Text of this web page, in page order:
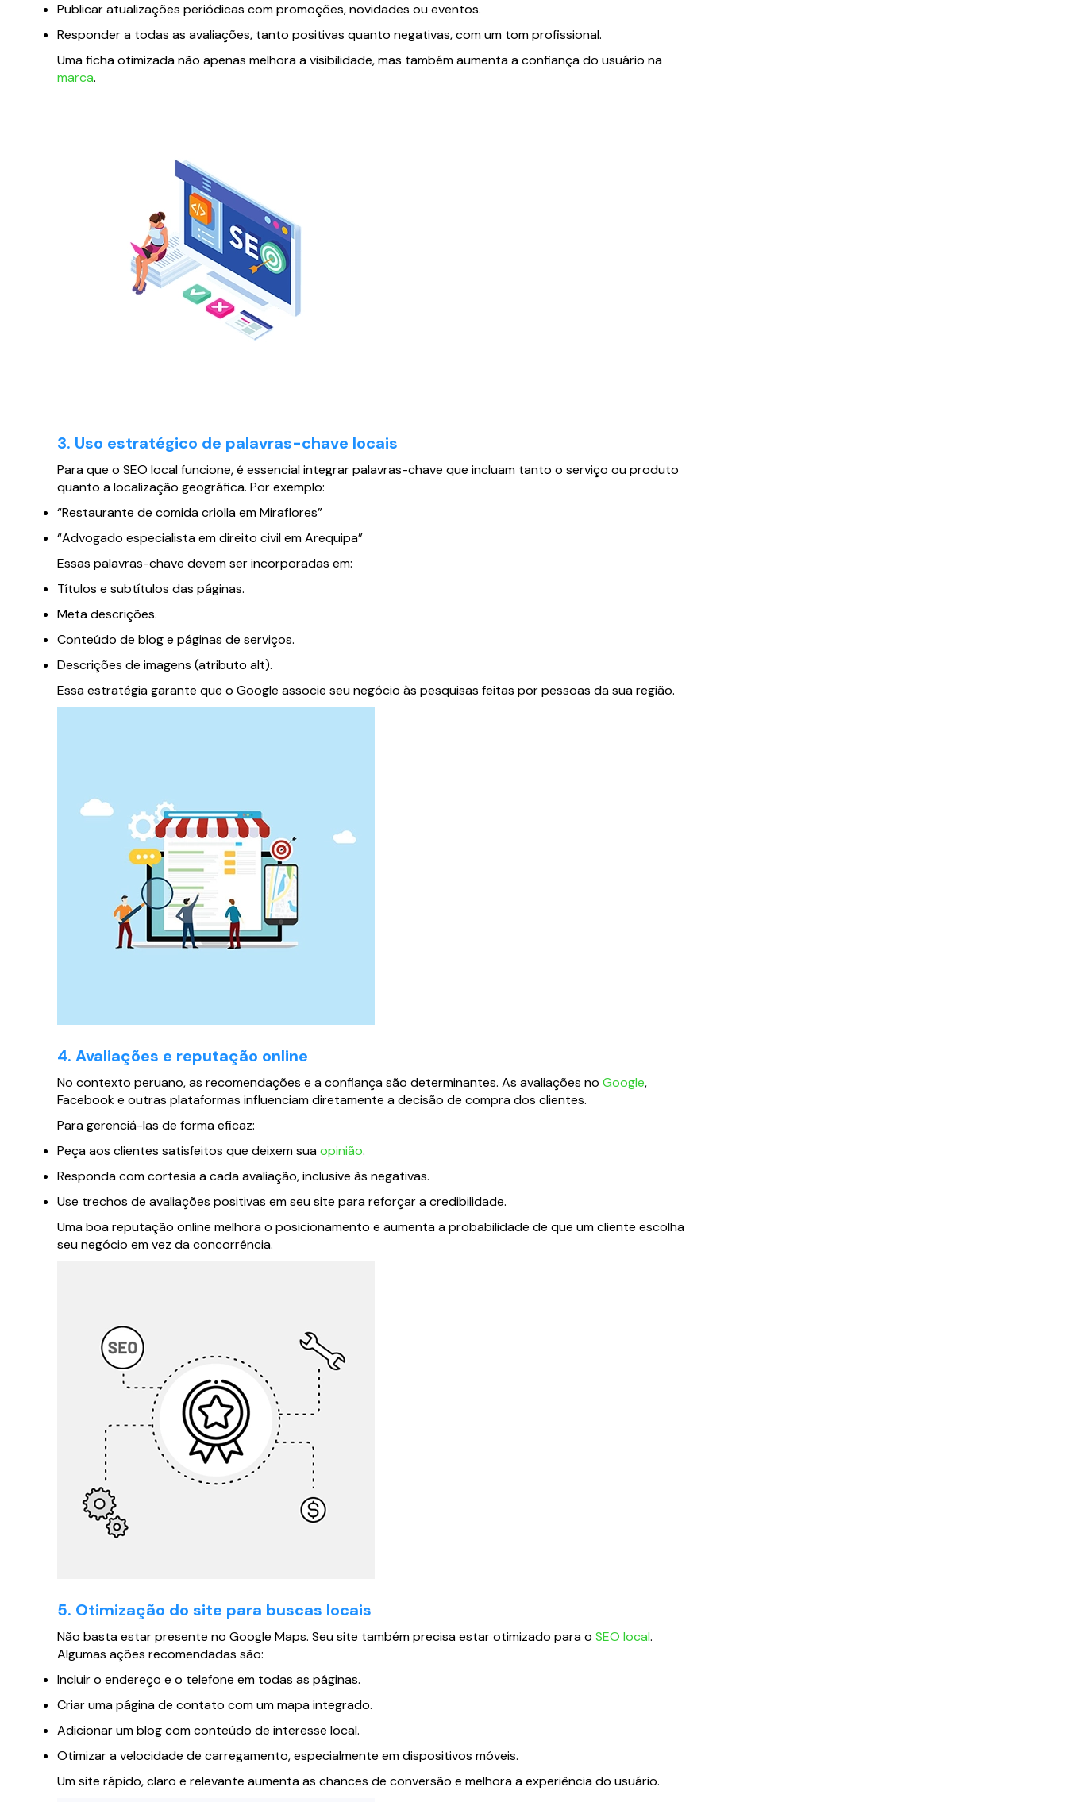
Publicar atualizações periódicas com promoções, novidades ou eventos.
Responder a todas as avaliações, tanto positivas quanto negativas, com um tom profissional.
Uma ficha otimizada não apenas melhora a visibilidade, mas também aumenta a confiança do usuário na
marca.
3. Uso estratégico de palavras-chave locais
Para que o SEO local funcione, é essencial integrar palavras-chave que incluam tanto o serviço ou produto
quanto a localização geográfica. Por exemplo:
“Restaurante de comida criolla em Miraflores”
“Advogado especialista em direito civil em Arequipa”
Essas palavras-chave devem ser incorporadas em:
Títulos e subtítulos das páginas.
Meta descrições.
Conteúdo de blog e páginas de serviços.
Descrições de imagens (atributo alt).
Essa estratégia garante que o Google associe seu negócio às pesquisas feitas por pessoas da sua região.
4. Avaliações e reputação online
No contexto peruano, as recomendações e a confiança são determinantes. As avaliações no Google,
Facebook e outras plataformas influenciam diretamente a decisão de compra dos clientes.
Para gerenciá-las de forma eficaz:
Peça aos clientes satisfeitos que deixem suaopinião.
Responda com cortesia a cada avaliação, inclusive às negativas.
Use trechos de avaliações positivas em seu site para reforçar a credibilidade.
Uma boa reputação online melhora o posicionamento e aumenta a probabilidade de que um cliente escolha
seu negócio em vez da concorrência.
5. Otimização do site para buscas locais
Não basta estar presente no Google Maps. Seu site também precisa estar otimizado para o SEO local.
Algumas ações recomendadas são:
Incluir o endereço e o telefone em todas as páginas.
Criar uma página de contato com um mapa integrado.
Adicionar um blog com conteúdo de interesse local.
Otimizar a velocidade de carregamento, especialmente em dispositivos móveis.
Um site rápido, claro e relevante aumenta as chances de conversão e melhora a experiência do usuário.